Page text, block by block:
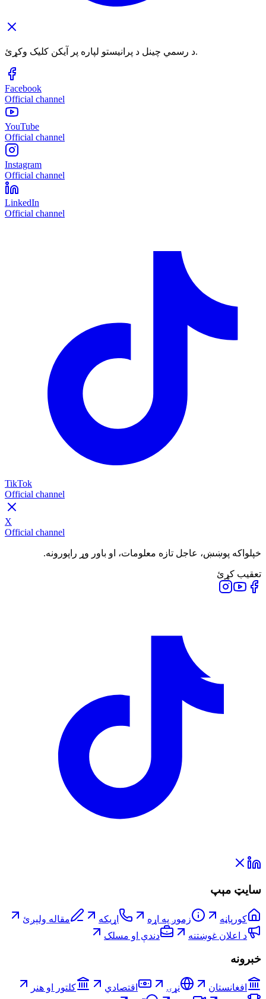
د رسمي چینل د پرانیستو لپاره پر آیکن کلیک وکړئ.
Facebook
Official channel
YouTube
Official channel
Instagram
Official channel
LinkedIn
Official channel
TikTok
Official channel
X
Official channel
خپلواکه پوښښ، عاجل تازه معلومات، او باور وړ راپورونه.
تعقیب کړئ
سایټ مېپ
کورپاڼه زموږ په اړه اړیکه
مقاله ولېږئ
د اعلان غوښتنه
دندې او مسلک
خبرونه
افغانستان نړۍ اقتصادي کلتور او هنر